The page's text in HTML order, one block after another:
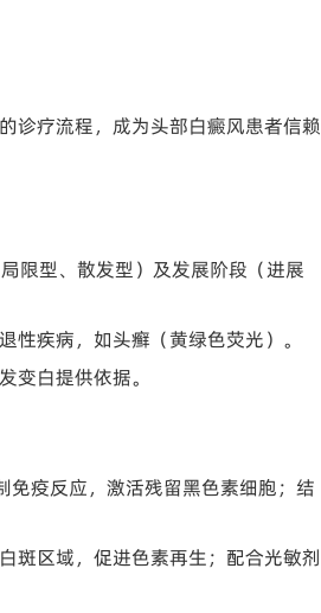
诊疗流程，成为头部白癜风患者信赖
限型、散发型）及发展阶段（进展
性疾病，如头癣（黄绿色荧光）。
变白提供依据。
免疫反应，激活残留黑色素细胞；结
斑区域，促进色素再生；配合光敏剂